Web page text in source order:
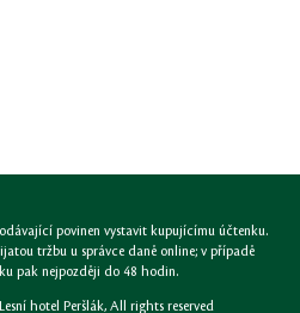
povinen vystavit kupujícímu účtenku.
tržbu u správce daně online; v případě
pak nejpozději do 48 hodin.
Lesní hotel Peršlák, All rights reserved